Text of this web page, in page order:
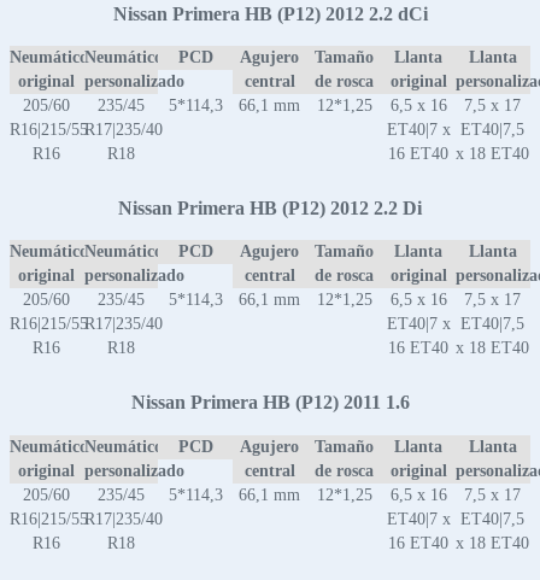
Nissan Primera HB (P12) 2012 2.2 dCi
Neumático
original
Neumático
personalizado
PCD
Agujero
central
Tamaño
de rosca
Llanta
original
Llanta
205/60
R16|215/55
R16
235/45
R17|235/40
R18
5*114,3 66,1 mm 12*1,25
6,5 x 16
ET40|7 x
16 ET40
7,5 x 17
ET40|7,5
x 18 ET40
Nissan Primera HB (P12) 2012 2.2 Di
Neumático
original
Neumático
personalizado
PCD
Agujero
central
Tamaño
de rosca
Llanta
original
Llanta
205/60
R16|215/55
R16
235/45
R17|235/40
R18
5*114,3 66,1 mm 12*1,25
6,5 x 16
ET40|7 x
16 ET40
7,5 x 17
ET40|7,5
x 18 ET40
Nissan Primera HB (P12) 2011 1.6
Neumático
original
Neumático
personalizado
PCD
Agujero
central
Tamaño
de rosca
Llanta
original
Llanta
205/60
R16|215/55
R16
235/45
R17|235/40
R18
5*114,3 66,1 mm 12*1,25
6,5 x 16
ET40|7 x
16 ET40
7,5 x 17
ET40|7,5
x 18 ET40